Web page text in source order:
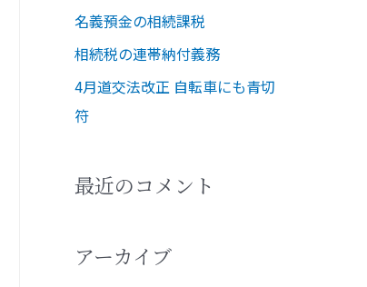
名義預金の相続課税
相続税の連帯納付義務
4月道交法改正 自転車にも青切
符
最近のコメント
アーカイブ